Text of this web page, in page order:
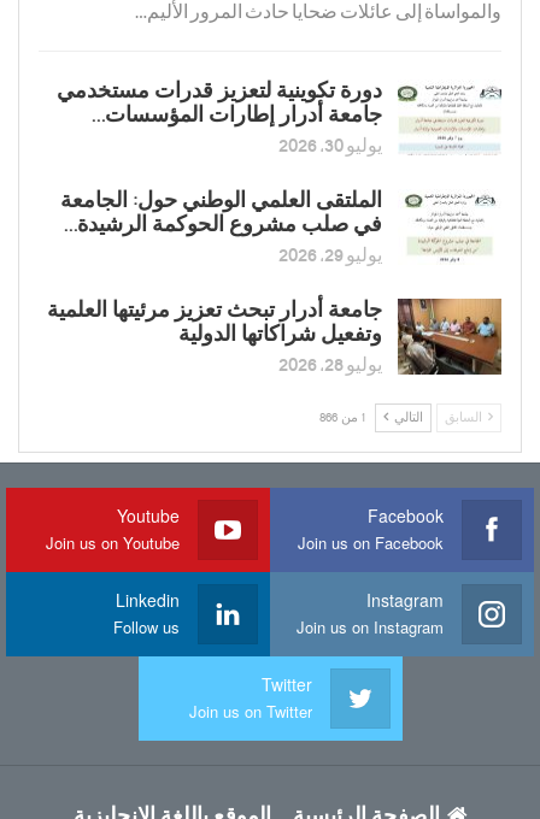
والمواساة إلى عائلات ضحايا حادث المرور الأليم…
دورة تكوينية لتعزیز قدرات مستخدمي
جامعة أدرار إطارات المؤسسات…
يوليو 30, 2026
الملتقى العلمي الوطني حول: الجامعة
في صلب مشروع الحوكمة الرشيدة…
يوليو 29, 2026
جامعة أدرار تبحث تعزيز مرئيتها العلمية
وتفعيل شراكاتها الدولية
يوليو 28, 2026
السابق التالي 1 من 866
Facebook
Join us on Facebook
Youtube
Join us on Youtube
Instagram
Join us on Instagram
Linkedin
Follow us
Twitter
Join us on Twitter